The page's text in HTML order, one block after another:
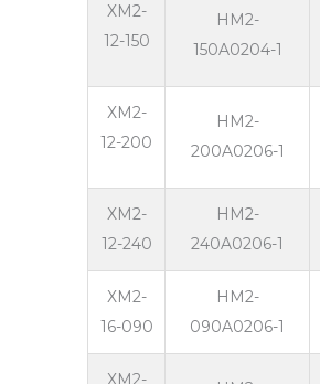
ХМ2-
12-150
HM2-
150A0204-1
ХМ2-
12-200
HM2-
200A0206-1
ХМ2-
12-240
HM2-
240A0206-1
ХМ2-
16-090
HM2-
090A0206-1
ХМ2-